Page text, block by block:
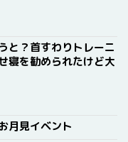
と？首すわりトレーニ
寝を勧められたけど大
月見イベント